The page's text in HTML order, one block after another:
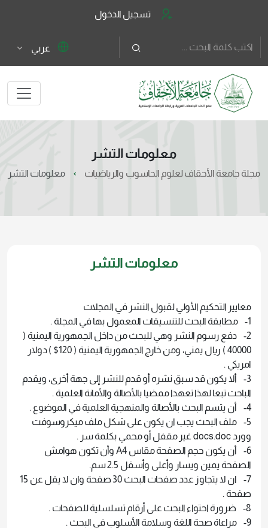
تسجيل الدخول
عربي
معلومات التشر
مجلة جامعة الأحقاف لعلوم الحاسوب والرياضيات معلومات التشر
معلومات التشر
معايير التحكيم الأولي لقبول النشر في المجلات
1- مطابقة البحث للتنسيقات المعمول بها في المجلة .
2- دفع رسوم النشر وهي للبحث من داخل الجمهورية اليمنية (
40000 ) ريال يمني، ومن خارج الجمهورية اليمنية ( 120$ ) دولار
امريكي .
3- ألا يكون قد سبق نشره أو قدم للنشر إلى جهة أخرى، ويقدم
الباحث تبعا لهذا تعهدا ممضيا بالأصالة والأمانة العلمية .
4- أن يتسم البحث بالأصالة والمنهجية العلمية في الموضوع .
5- ملف البحث يجب ان يكون على شكل ملف ميكروسوفت
وورد docs.doc غير مقفل أو محمي بكلمة سر .
6- أن يكون حجم الصفحة مقاس A4 وأن تكون هوامش
الصفحة يمين ويسار وأعلى وأسفل 2.5 سم.
7- ان لا يتجاوز عدد صفحات البحث 30 صفحة وان لا يقل عن 15
صفحة .
8- ضرورة احتواء البحث على أرقام تسلسلية للصفحات .
9- مراعاة صحة اللغة وسلامة الأسلوب في البحث .